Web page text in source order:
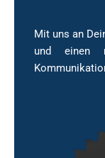
Mit uns an
und einen